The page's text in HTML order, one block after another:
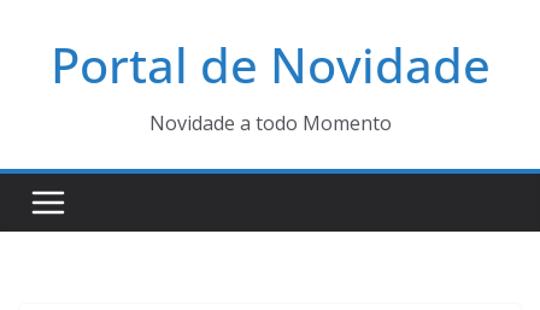
Portal de Novidade
Novidade a todo Momento